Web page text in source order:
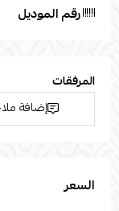
هذه الكنبة
مواصفات كنبة :
العلامة التجارية: Modern Touch
الطول (سم) 300
العمق (سم) 85
رقم الموديل
المرفقات
إضافة
السعر